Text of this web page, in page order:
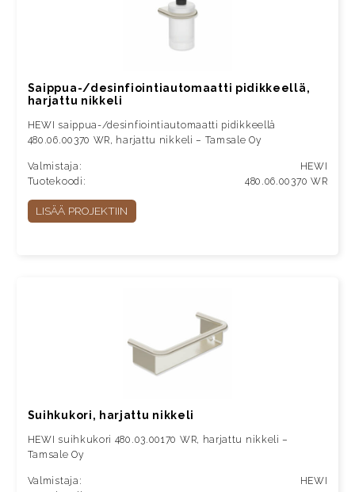
Saippua-/desinfiointiautomaatti pidikkeellä,
harjattu nikkeli
HEWI saippua-/desinfiointiautomaatti pidikkeellä
480.06.00370 WR, harjattu nikkeli – Tamsale Oy
Valmistaja:
HEWI
Tuotekoodi:
480.06.00370 WR
LISÄÄ PROJEKTIIN
Suihkukori, harjattu nikkeli
HEWI suihkukori 480.03.00170 WR, harjattu nikkeli –
Tamsale Oy
Valmistaja:
HEWI